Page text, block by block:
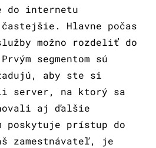
do internetu
Hlavne počas
možno rozdeliť do
segmentom sú
aby ste si
server, na ktorý sa
aj ďalšie
poskytuje prístup do
zamestnávateľ, je